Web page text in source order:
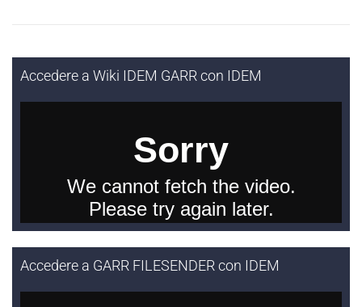
Accedere a Wiki IDEM GARR con IDEM
Accedere a GARR FILESENDER con IDEM